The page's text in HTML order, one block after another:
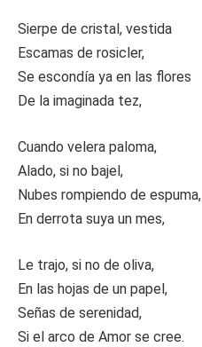
Sierpe de cristal, vestida
Escamas de rosicler,
Se escondía ya en las flores
De la imaginada tez,
Cuando velera paloma,
Alado, si no bajel,
Nubes rompiendo de espuma,
En derrota suya un mes,
Le trajo, si no de oliva,
En las hojas de un papel,
Señas de serenidad,
Si el arco de Amor se cree.